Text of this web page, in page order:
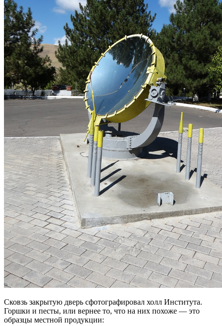
Сковзь закрытую дверь сфотографировал холл Института.
Горшки и песты, или вернее то, что на них похоже — это
образцы местной продукции: